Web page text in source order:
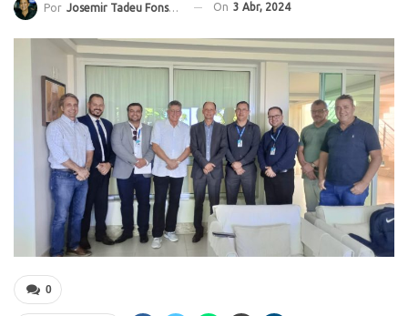
Por Josemir Tadeu Fonseca On 3 Abr, 2024
0